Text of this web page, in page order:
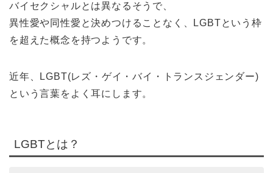
バイセクシャルとは異なるそうで、
異性愛や同性愛と決めつけることなく、LGBTという枠
を超えた概念を持つようです。
近年、LGBT(レズ・ゲイ・バイ・トランスジェンダー)
という言葉をよく耳にします。
LGBTとは？